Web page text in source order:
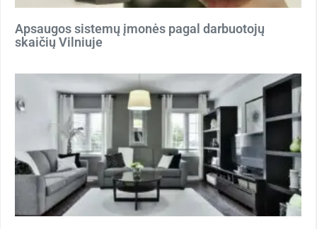
Apsaugos sistemų įmonės pagal darbuotojų
skaičių Vilniuje